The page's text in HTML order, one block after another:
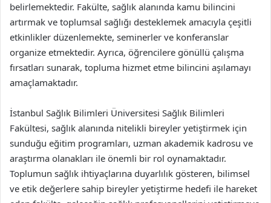
belirlemektedir. Fakülte, sağlık alanında kamu bilincini
artırmak ve toplumsal sağlığı desteklemek amacıyla çeşitli
etkinlikler düzenlemekte, seminerler ve konferanslar
organize etmektedir. Ayrıca, öğrencilere gönüllü çalışma
fırsatları sunarak, topluma hizmet etme bilincini aşılamayı
amaçlamaktadır.
İstanbul Sağlık Bilimleri Üniversitesi Sağlık Bilimleri
Fakültesi, sağlık alanında nitelikli bireyler yetiştirmek için
sunduğu eğitim programları, uzman akademik kadrosu ve
araştırma olanakları ile önemli bir rol oynamaktadır.
Toplumun sağlık ihtiyaçlarına duyarlılık gösteren, bilimsel
ve etik değerlere sahip bireyler yetiştirme hedefi ile hareket